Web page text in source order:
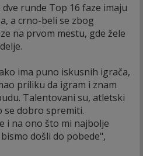
runde Top 16 faze imaju
a crno-beli se zbog
na prvom mestu, gde žele
ima puno iskusnih igrača,
priliku da igram i znam
Talentovani su, atletski
se dobro spremiti.
i na ono što mi najbolje
došli do pobede",